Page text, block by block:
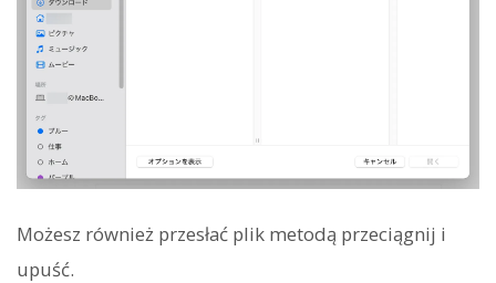
Możesz również przesłać plik metodą przeciągnij i
upuść.